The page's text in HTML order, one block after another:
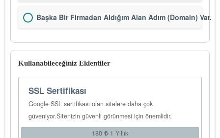
Başka Bir Firmadan Aldığım Alan Adım (Domain) Var.
Kullanabileceğiniz Eklentiler
SSL Sertifikası
Google SSL sertifikası olan sitelere daha çok
güveniyor.Sitenizin güvenli görünmesi için önemlidir.
180
1 Yıllık